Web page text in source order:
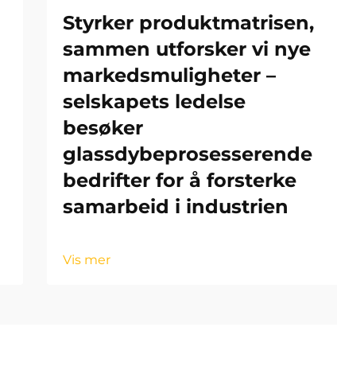
Styrker produktmatrisen,
sammen utforsker vi nye
markedsmuligheter –
selskapets ledelse
besøker
glassdybeprosesserende
bedrifter for å forsterke
samarbeid i industrien
Vis mer